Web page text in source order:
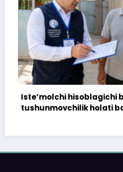
hisoblagichi bilan bog‘liq
holati bartaraf qilindi